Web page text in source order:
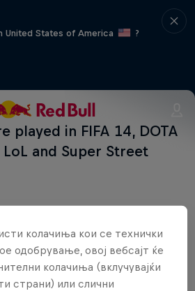
United States of America
?
played in FIFA 14, DOTA
and Super Street
колачиња кои се технички
одобрување, овој вебсајт ќе
колачиња (вклучувајќи
страни) или слични